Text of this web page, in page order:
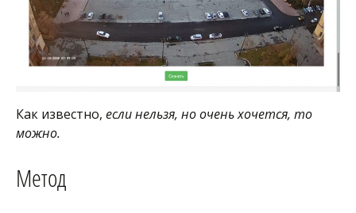
Как известно, если нельзя, но очень хочется, то
можно.
Метод